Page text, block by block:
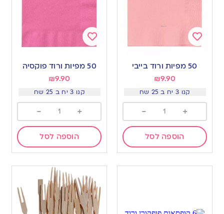
50 מפיות ורוד בייבי
₪9.90
קנו 3 יח ב 25 שח
+
-
הוספה לסל
to50 מפיות ורוד פוקסיה
₪9.90
קנו 3 יח ב 25 שח
+
-
הוספה לסל